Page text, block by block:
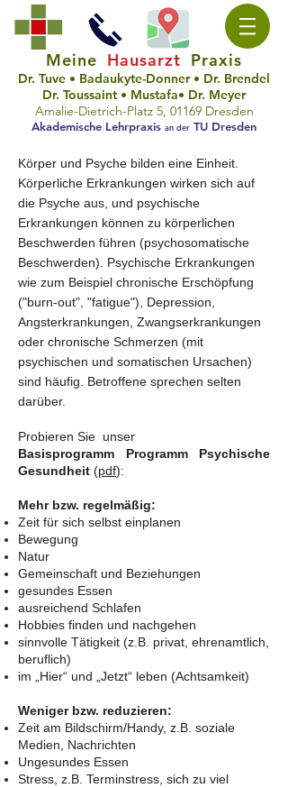
Meine Hausarzt Praxis
Dr. Tuve • Badaukyte-Donner • Dr. Brendel
Dr. Toussaint • Mustafa• Dr. Meyer
Amalie-Dietrich-Platz 5, 01169 Dresden
Akademische Lehrpraxis an der TU Dresden
Körper und Psyche bilden eine Einheit.
Körperliche Erkrankungen wirken sich auf
die Psyche aus, und psychische
Erkrankungen können zu körperlichen
Beschwerden führen (psychosomatische
Beschwerden). Psychische Erkrankungen
wie zum Beispiel chronische Erschöpfung
("burn-out", "fatigue"), Depression,
Angsterkrankungen, Zwangserkrankungen
oder chronische Schmerzen (mit
psychischen und somatischen Ursachen)
sind häufig. Betroffene sprechen selten
darüber.
Probieren Sie unser
Basisprogramm Programm Psychische
Gesundheit (pdf):
Mehr bzw. regelmäßig:
Zeit für sich selbst einplanen
Bewegung
Natur
Gemeinschaft und Beziehungen
gesundes Essen
ausreichend Schlafen
Hobbies finden und nachgehen
sinnvolle Tätigkeit (z.B. privat, ehrenamtlich,
beruflich)
im „Hier“ und „Jetzt“ leben (Achtsamkeit)
Weniger bzw. reduzieren:
Zeit am Bildschirm/Handy, z.B. soziale
Medien, Nachrichten
Ungesundes Essen
Stress, z.B. Terminstress, sich zu viel